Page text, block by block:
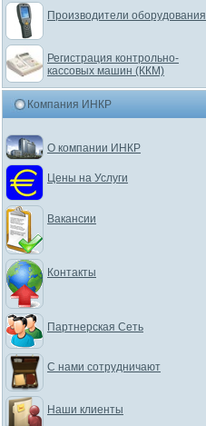
Производители оборудования
Регистрация контрольно-
кассовых машин (ККМ)
Компания ИНКР
О компании ИНКР
Цены на Услуги
Вакансии
Контакты
Партнерская Сеть
С нами сотрудничают
Наши клиенты